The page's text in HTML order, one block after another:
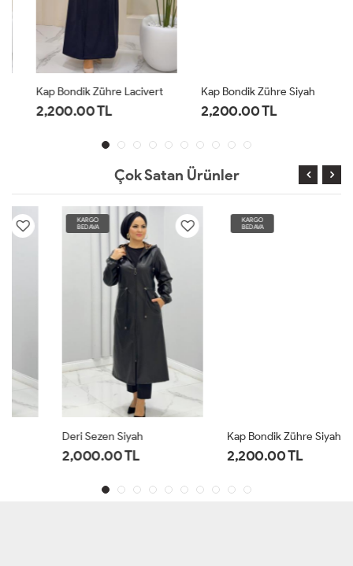
Kap Bondik Zühre Lacivert
2,200.00 TL
Kap Bondik Zühre Siyah
2,200.00 TL
Çok Satan Ürünler
Deri Sezen Siyah
2,000.00 TL
Kap Bondik Zühre Siyah
2,200.00 TL